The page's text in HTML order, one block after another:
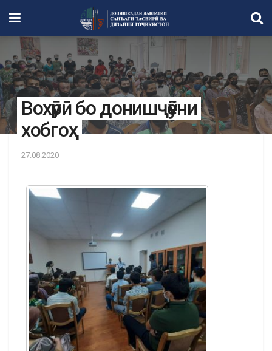
Вохӯрӣ бо донишҷӯёни
хобгоҳ
27.08.2020